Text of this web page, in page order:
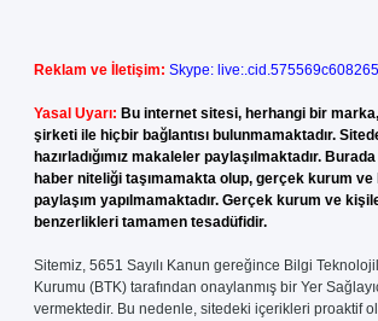
Reklam ve İletişim: Skype:
Yasal Uyarı: Bu internet sitesi, herhangi bir
şirketi ile hiçbir bağlantısı bulunmamaktadır.
hazırladığımız makaleler paylaşılmaktadır.
haber niteliği taşımamakta olup, gerçek kurum ve
paylaşım yapılmamaktadır. Gerçek kurum ve
benzerlikleri tamamen tesadüfidir.
Sitemiz, 5651 Sayılı Kanun gereğince Bilgi
Kurumu (BTK) tarafından onaylanmış bir Yer
vermektedir. Bu nedenle, sitedeki içerikleri proaktif